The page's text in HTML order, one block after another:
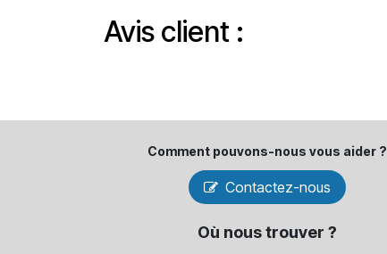
Avis client :
Comment pouvons-​nous vous aider ?
Contactez-nous
Où nous trouver ?